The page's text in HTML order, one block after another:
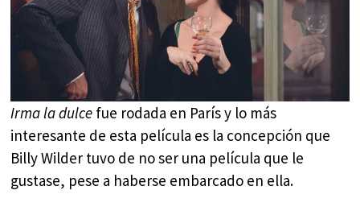
Irma la dulce fue rodada en París y lo más
interesante de esta película es la concepción que
Billy Wilder tuvo de no ser una película que le
gustase, pese a haberse embarcado en ella.